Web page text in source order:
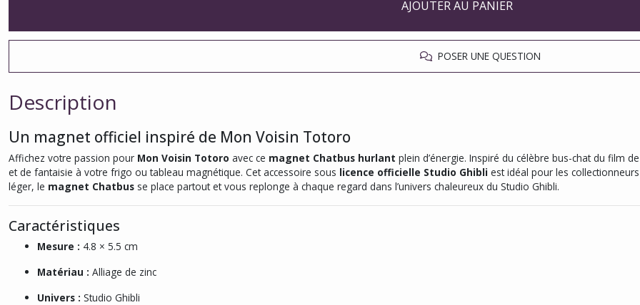
AJOUTER AU PANIER
POSER UNE QUESTION
Description
Un magnet officiel inspiré de Mon Voisin Totoro
Affichez votre passion pour Mon Voisin Totoro avec ce magnet Chatbus hurlant plein d’énergie. Inspiré du célèbre bus-chat du film de
et de fantaisie à votre frigo ou tableau magnétique. Cet accessoire sous licence officielle Studio Ghibli est idéal pour les
léger, le magnet Chatbus se place partout et vous replonge à chaque regard dans l’univers chaleureux du Studio Ghibli.
Caractéristiques
Mesure : 4.8 × 5.5 cm
Matériau : Alliage de zinc
Univers : Studio Ghibli